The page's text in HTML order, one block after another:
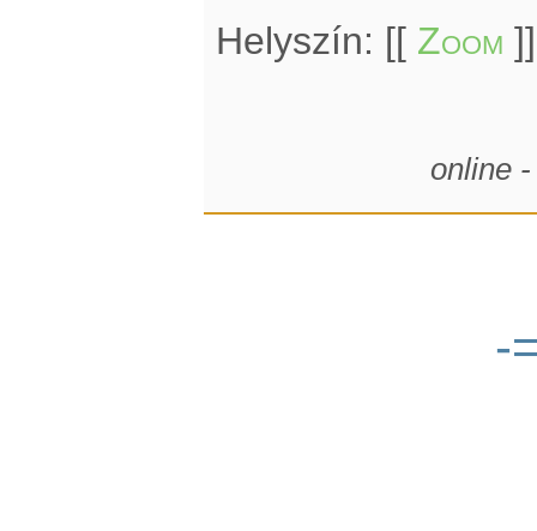
Helyszín: [[ Zoom ]]
online
-